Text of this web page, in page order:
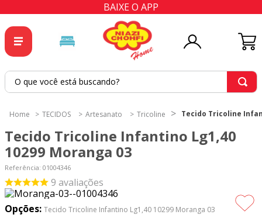
BAIXE O APP
O que você está buscando?
TECIDOS Artesanato Tricoline Tecido Tricoline
Tecido Tricoline Infantino Lg1,40
10299 Moranga 03
Referência: 01004346
9 avaliações
Opções: Tecido Tricoline Infantino Lg1,40 10299 Moranga 03
2º
tapete
cortina
4º
tapetes
5º
tecido percal